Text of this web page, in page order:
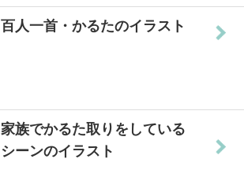
百人一首・かるたのイラスト
家族でかるた取りをしている
シーンのイラスト